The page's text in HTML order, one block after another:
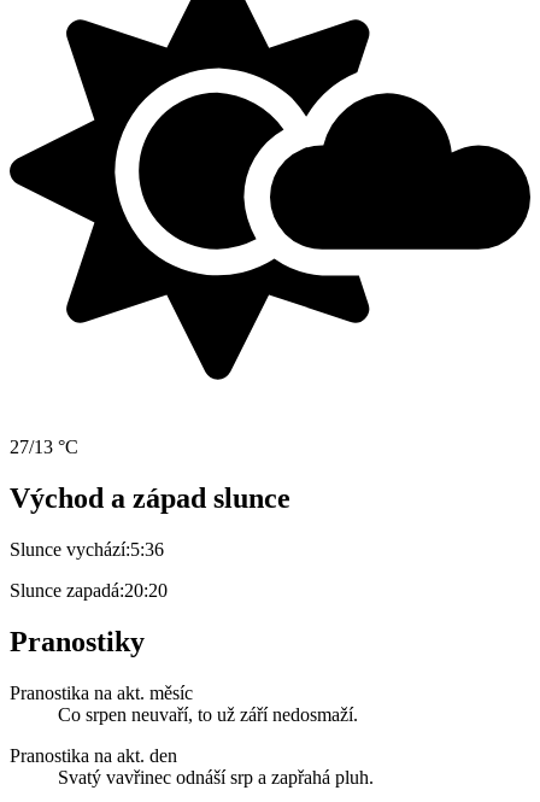
27/13 °C
Východ a západ slunce
Slunce vychází:5:36
Slunce zapadá:20:20
Pranostiky
Pranostika na akt. měsíc
Co srpen neuvaří, to už září nedosmaží.
Pranostika na akt. den
Svatý vavřinec odnáší srp a zapřahá pluh.